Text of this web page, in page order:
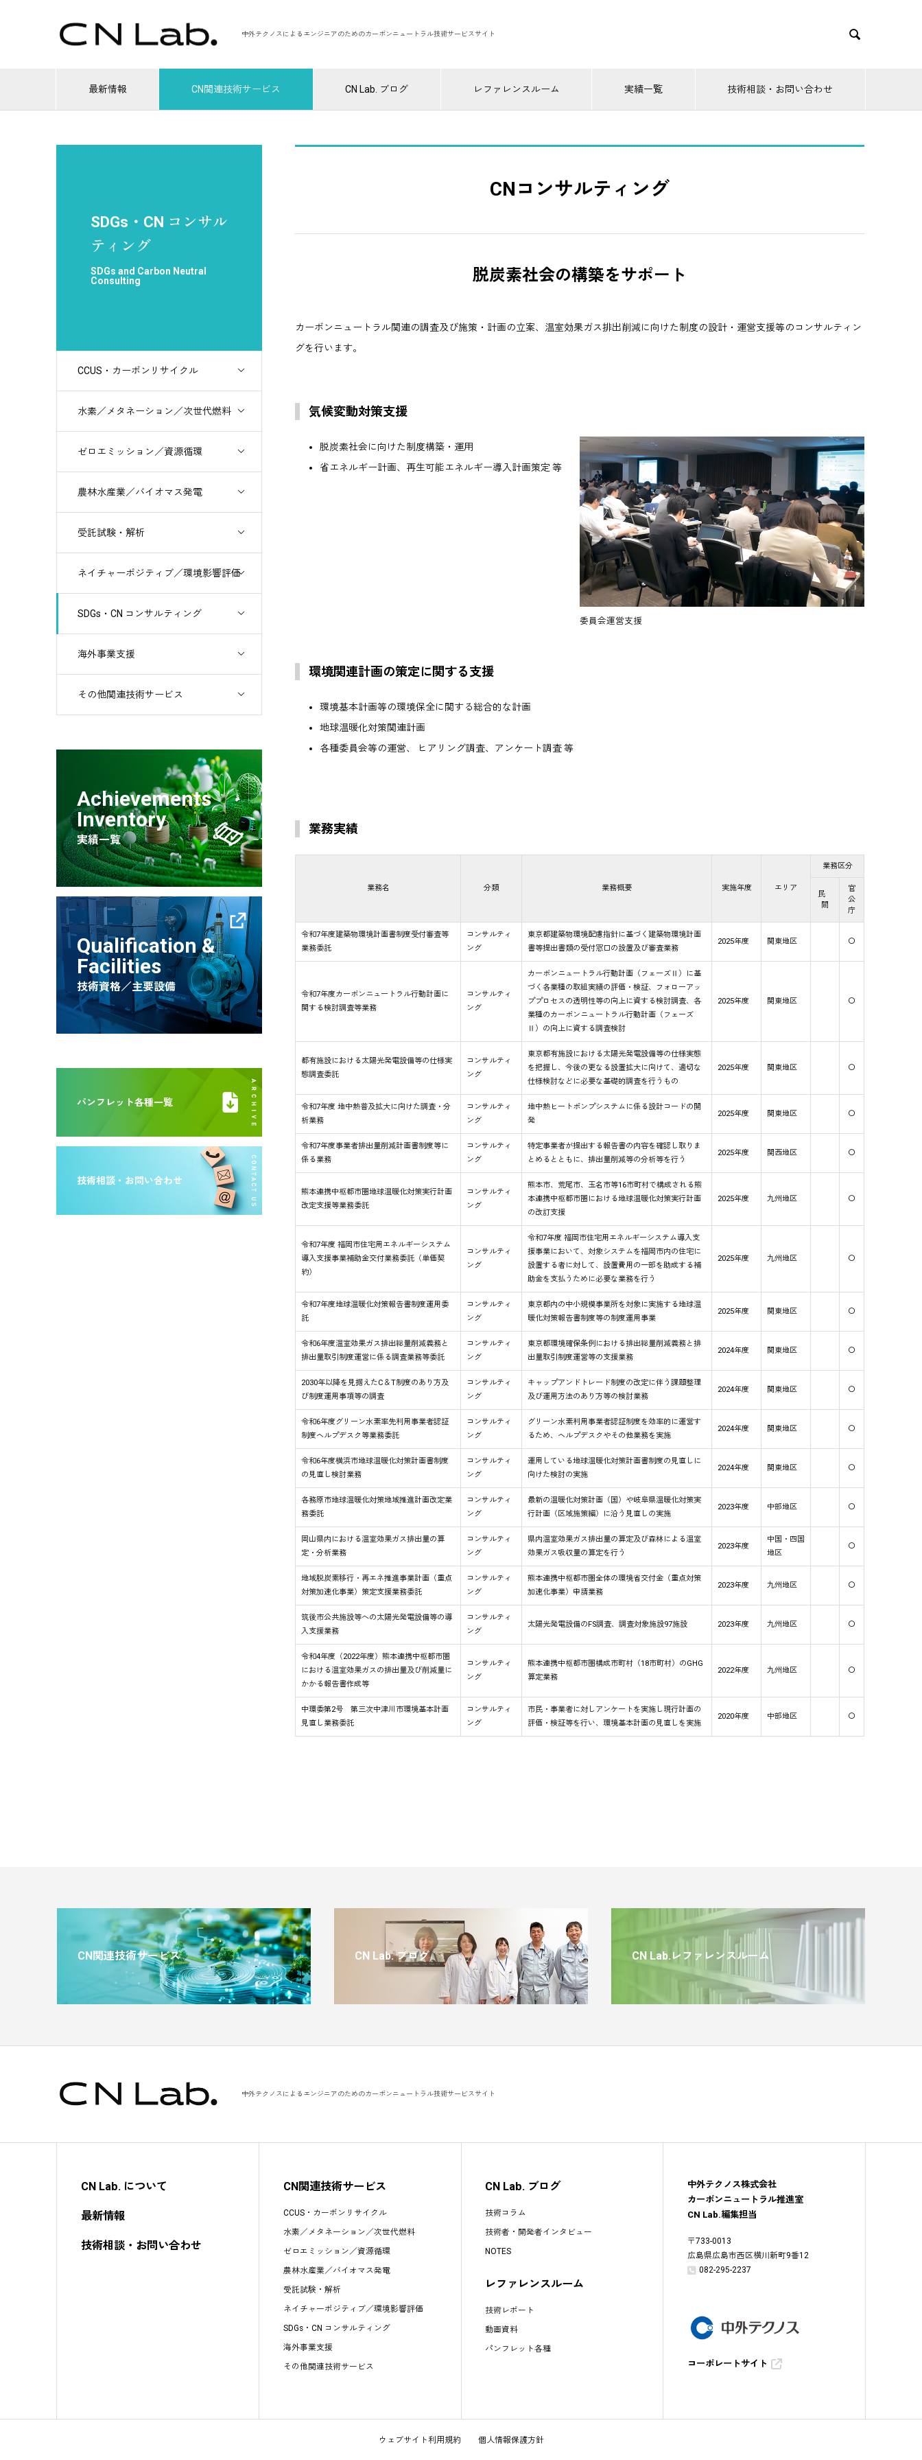
中外テクノスによるエンジニアのためのカーボンニュートラル技術サービスサイト 
最新情報 CN関連技術サービス CN Lab. ブログ レファレンスルーム 実績一覧 技術相談・お問い合わせ
SDGs・CN コンサル
ティング
SDGs and Carbon Neutral
Consulting
CCUS・カーボンリサイクル
水素／メタネーション／次世代燃料
ゼロエミッション／資源循環
農林水産業／バイオマス発電
受託試験・解析
ネイチャーポジティブ／環境影響評価
SDGs・CN コンサルティング
海外事業支援
その他関連技術サービス
CNコンサルティング
脱炭素社会の構築をサポート
カーボンニュートラル関連の調査及び施策・計画の立案、温室効果ガス排出削減に向けた制度の設計・運営支援等のコンサルティン
グを行います。
気候変動対策支援
脱炭素社会に向けた制度構築・運用
省エネルギー計画、再生可能エネルギー導入計画策定 等
委員会運営支援
環境関連計画の策定に関する支援
環境基本計画等の環境保全に関する総合的な計画
地球温暖化対策関連計画
各種委員会等の運営、 ヒアリング調査、アンケート調査 等
業務実績
業務名 分類 業務概要 実施年度 エリア
業務区分
民
間
官
公
庁
令和7年度建築物環境計画書制度受付審査等
業務委託
コンサルティ
ング
東京都建築物環境配慮指針に基づく建築物環境計画
書等提出書類の受付窓口の設置及び審査業務
2025年度 関東地区 〇
令和7年度カーボンニュートラル行動計画に
関する検討調査等業務
コンサルティ
ング
カーボンニュートラル行動計画（フェーズⅡ）に基
づく各業種の取組実績の評価・検証、フォローアッ
ププロセスの透明性等の向上に資する検討調査、各
業種のカーボンニュートラル行動計画（フェーズ
Ⅱ）の向上に資する調査検討
2025年度 関東地区 〇
都有施設における太陽光発電設備等の仕様実
態調査委託
コンサルティ
ング
東京都有施設における太陽光発電設備等の仕様実態
を把握し、今後の更なる設置拡大に向けて、適切な
仕様検討などに必要な基礎的調査を行うもの
2025年度 関東地区 〇
令和7年度 地中熱普及拡大に向けた調査・分
析業務
コンサルティ
ング
地中熱ヒートポンプシステムに係る設計コードの開
発
2025年度 関東地区 〇
令和7年度事業者排出量削減計画書制度等に
係る業務
コンサルティ
ング
特定事業者が提出する報告書の内容を確認し取りま
とめるとともに、排出量削減等の分析等を行う
2025年度 関西地区 〇
熊本連携中枢都市圏地球温暖化対策実行計画
改定支援等業務委託
コンサルティ
ング
熊本市、荒尾市、玉名市等16市町村で構成される熊
本連携中枢都市圏における地球温暖化対策実行計画
の改訂支援
2025年度 九州地区 〇
令和7年度 福岡市住宅用エネルギーシステム
導入支援事業補助金交付業務委託（単価契
約）
コンサルティ
ング
令和7年度 福岡市住宅用エネルギーシステム導入支
援事業において、対象システムを福岡市内の住宅に
設置する者に対して、設置費用の一部を助成する補
助金を支払うために必要な業務を行う
2025年度 九州地区 〇
令和7年度地球温暖化対策報告書制度運用委
託
コンサルティ
ング
東京都内の中小規模事業所を対象に実施する地球温
暖化対策報告書制度等の制度運用事業
2025年度 関東地区 〇
令和6年度温室効果ガス排出総量削減義務と
排出量取引制度運営に係る調査業務等委託
コンサルティ
ング
東京都環境確保条例における排出総量削減義務と排
出量取引制度運営等の支援業務
2024年度 関東地区 〇
2030年以降を見据えたC＆T制度のあり方及
び制度運用事項等の調査
コンサルティ
ング
キャップアンドトレード制度の改定に伴う課題整理
及び運用方法のあり方等の検討業務
2024年度 関東地区 〇
令和6年度グリーン水素率先利用事業者認証
制度ヘルプデスク等業務委託
コンサルティ
ング
グリーン水素利用事業者認証制度を効率的に運営す
るため、ヘルプデスクやその他業務を実施
2024年度 関東地区 〇
令和6年度横浜市地球温暖化対策計画書制度
の見直し検討業務
コンサルティ
ング
運用している地球温暖化対策計画書制度の見直しに
向けた検討の実施
2024年度 関東地区 〇
各務原市地球温暖化対策地域推進計画改定業
務委託
コンサルティ
ング
最新の温暖化対策計画（国）や岐阜県温暖化対策実
行計画（区域施策編）に沿う見直しの実施
2023年度 中部地区 〇
岡山県内における温室効果ガス排出量の算
定・分析業務
コンサルティ
ング
県内温室効果ガス排出量の算定及び森林による温室
効果ガス吸収量の算定を行う
2023年度
中国・四国
地区
〇
地域脱炭素移行・再エネ推進事業計画（重点
対策加速化事業）策定支援業務委託
コンサルティ
ング
熊本連携中枢都市圏全体の環境省交付金（重点対策
加速化事業）申請業務
2023年度 九州地区 〇
筑後市公共施設等への太陽光発電設備等の導
入支援業務
コンサルティ
ング
太陽光発電設備のFS調査、調査対象施設97施設 2023年度 九州地区 〇
令和4年度（2022年度）熊本連携中枢都市圏
における温室効果ガスの排出量及び削減量に
かかる報告書作成等
コンサルティ
ング
熊本連携中枢都市圏構成市町村（18市町村）のGHG
算定業務
2022年度 九州地区 〇
中環委第2号 第三次中津川市環境基本計画
見直し業務委託
コンサルティ
ング
市民・事業者に対しアンケートを実施し現行計画の
評価・検証等を行い、環境基本計画の見直しを実施
2020年度 中部地区 〇
Achievements
Inventory
実績一覧
Qualification &
Facilities
技術資格／主要設備
パンフレット各種一覧
技術相談・お問い合わせ
CN関連技術サービス CN Lab. ブログ CN Lab.レファレンスルーム
中外テクノスによるエンジニアのためのカーボンニュートラル技術サービスサイト
CN Lab. について
最新情報
技術相談・お問い合わせ
CN関連技術サービス
CCUS・カーボンリサイクル
水素 ／メタネーション ／次世代燃料
ゼロエミッション ／資源循環
農林水産業 ／バイオマス発電
受託試験・解析
ネイチャーポジティブ／環境影響評価
SDGs・CN コンサルティング
海外事業支援
その他関連技術サービス
CN Lab. ブログ
技術コラム
技術者・開発者インタビュー
NOTES
レファレンスルーム
技術レポート
動画資料
パンフレット各種
中外テクノス株式会社
カーボンニュートラル推進室
CN Lab.編集担当
〒733-0013
広島県広島市西区横川新町9番12
082-295-2237
コーポレートサイト
ウェブサイト利用規約 個人情報保護方針